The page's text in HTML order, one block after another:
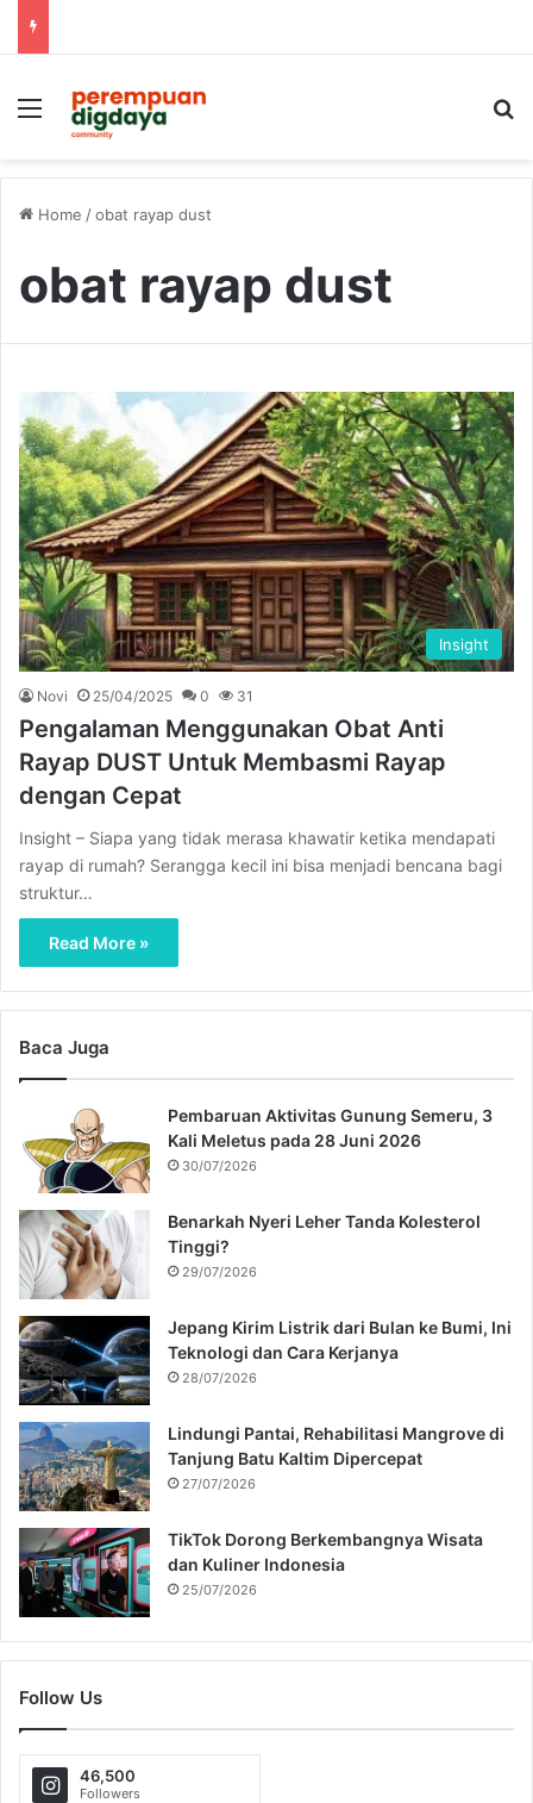
Menu
Home /obat rayap dust
obat rayap dust
Insight
Novi 25/04/2025 0 31
Pengalaman Menggunakan Obat Anti
Rayap DUST Untuk Membasmi Rayap
dengan Cepat
Insight – Siapa yang tidak merasa khawatir ketika mendapati
rayap di rumah? Serangga kecil ini bisa menjadi bencana bagi
struktur…
Read More »
Baca Juga
Pembaruan Aktivitas Gunung Semeru, 3
Kali Meletus pada 28 Juni 2026
30/07/2026
Benarkah Nyeri Leher Tanda Kolesterol
Tinggi?
29/07/2026
Jepang Kirim Listrik dari Bulan ke Bumi, Ini
Teknologi dan Cara Kerjanya
28/07/2026
Lindungi Pantai, Rehabilitasi Mangrove di
Tanjung Batu Kaltim Dipercepat
27/07/2026
TikTok Dorong Berkembangnya Wisata
dan Kuliner Indonesia
25/07/2026
Follow Us
46,500
Followers